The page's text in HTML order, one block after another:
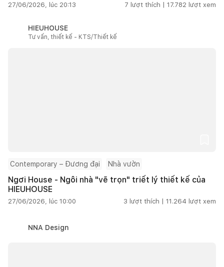
27/06/2026, lúc 20:13 7 lượt thích | 17.782 lượt xem
HIEUHOUSE
Tư vấn, thiết kế - KTS/Thiết kế
Contemporary – Đương đại Nhà vườn
Ngơi House - Ngôi nhà "vẽ trọn" triết lý thiết kế của
HIEUHOUSE
27/06/2026, lúc 10:00 3 lượt thích | 11.264 lượt xem
NNA Design